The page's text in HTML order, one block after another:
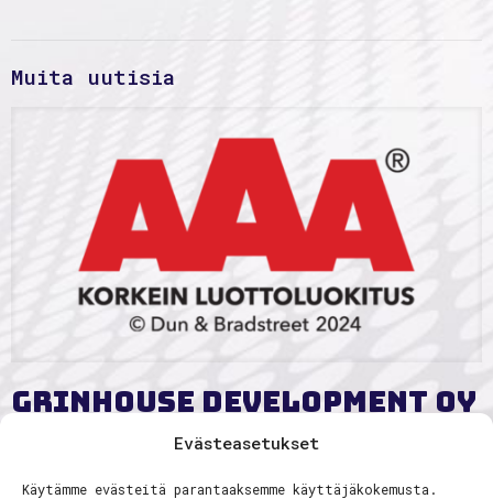
Evästeasetukset
Käytämme evästeitä parantaaksemme käyttäjäkokemusta.
Muita uutisia
Grinhouse Development Oy
Ltd kuuluu korkeimpaan